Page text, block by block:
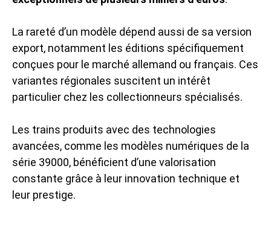
La rareté d’un modèle dépend aussi de sa version
export, notamment les éditions spécifiquement
conçues pour le marché allemand ou français. Ces
variantes régionales suscitent un intérêt
particulier chez les collectionneurs spécialisés.
Les trains produits avec des technologies
avancées, comme les modèles numériques de la
série 39000, bénéficient d’une valorisation
constante grâce à leur innovation technique et
leur prestige.